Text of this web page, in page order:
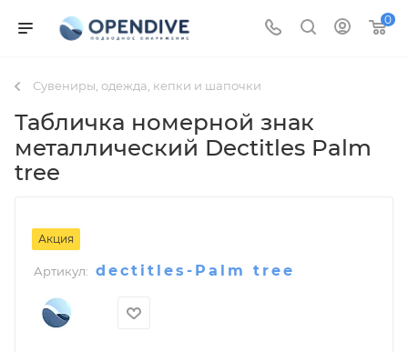
0
Сувениры, одежда, кепки и шапочки
Табличка номерной знак
металлический Dectitles Palm
tree
Акция
Артикул: dectitles-Palm tree